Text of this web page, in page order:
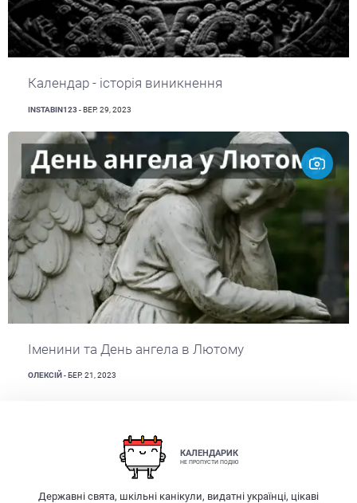
Календар - історія виникнення
INSTABIN123 - ВЕР. 29, 2023
Іменини та День ангела в Лютому
ОЛЕКСІЙ - БЕР. 21, 2023
КАЛЕНДАРИК
НЕ ПРОПУСТИ ПОДІЮ
Державні свята, шкільні канікули, видатні українці, цікаві